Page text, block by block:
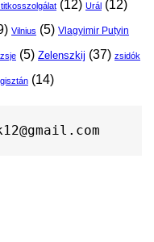
(12) Urál (12)
Vilnius (5) Vlagyimir Putyin
(5) Zelenszkij (37) zsidók
(14)